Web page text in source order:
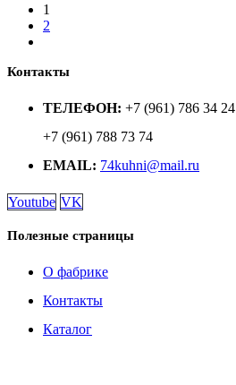
1
2
Контакты
ТЕЛЕФОН: +7 (961) 786 34 24
+7 (961) 788 73 74
EMAIL: 74kuhni@mail.ru
Youtube VK
Полезные страницы
О фабрике
Контакты
Каталог